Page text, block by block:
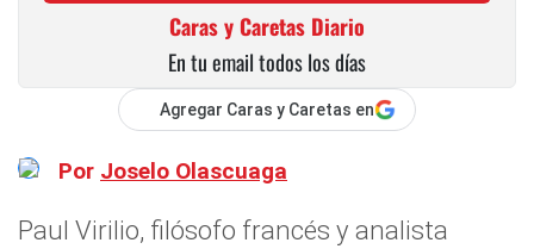
Caras y Caretas Diario
En tu email todos los días
Agregar Caras y Caretas en
Por Joselo Olascuaga
Paul Virilio, filósofo francés y analista